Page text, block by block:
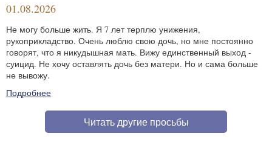
01.08.2026
Не могу больше жить. Я 7 лет терплю унижения,
рукоприкладство. Очень люблю свою дочь, но мне постоянно
говорят, что я никудышная мать. Вижу единственный выход -
суицид. Не хочу оставлять дочь без матери. Но и сама больше
не вывожу.
Подробнее
Читать другие просьбы